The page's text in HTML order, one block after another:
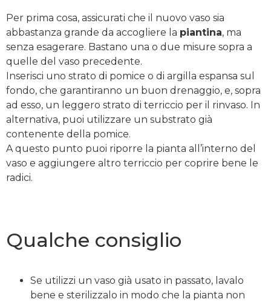
Per prima cosa, assicurati che il nuovo vaso sia
abbastanza grande da accogliere la piantina, ma
senza esagerare. Bastano una o due misure sopra a
quelle del vaso precedente.
Inserisci uno strato di pomice o di argilla espansa sul
fondo, che garantiranno un buon drenaggio, e, sopra
ad esso, un leggero strato di terriccio per il rinvaso. In
alternativa, puoi utilizzare un substrato già
contenente della pomice.
A questo punto puoi riporre la pianta all’interno del
vaso e aggiungere altro terriccio per coprire bene le
radici.
Qualche consiglio
Se utilizzi un vaso già usato in passato, lavalo
bene e sterilizzalo in modo che la pianta non